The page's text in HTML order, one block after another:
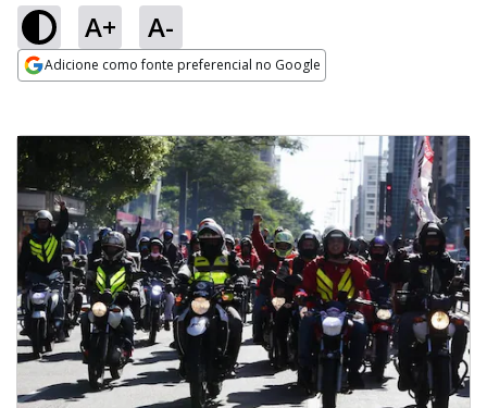
A+ A-
Adicione como fonte preferencial no Google